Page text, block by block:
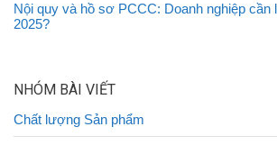
Nội quy và hồ sơ PCCC: Doanh nghiệp cần
2025?
NHÓM BÀI VIẾT
Chất lượng Sản phẩm